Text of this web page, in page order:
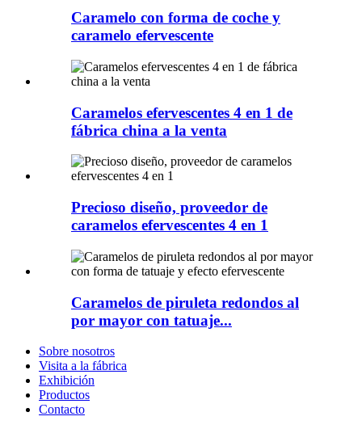
Caramelo con forma de coche y
caramelo efervescente
Caramelos efervescentes 4 en 1 de
fábrica china a la venta
Precioso diseño, proveedor de
caramelos efervescentes 4 en 1
Caramelos de piruleta redondos al
por mayor con tatuaje...
Sobre nosotros
Visita a la fábrica
Exhibición
Productos
Contacto